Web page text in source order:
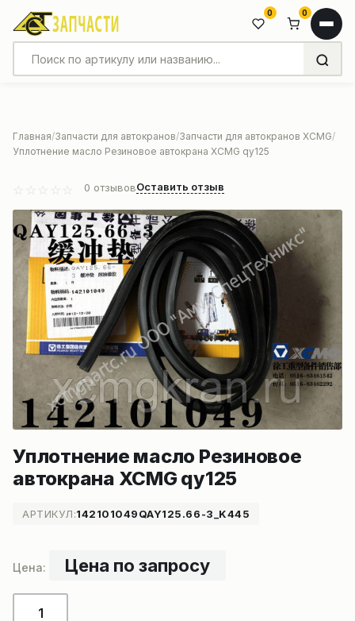
0 0
Главная Запчасти для автокранов Запчасти для автокранов XCMG
Уплотнение масло Резиновое автокрана XCMG qy125
0 отзывовОставить отзыв
Уплотнение масло Резиновое
автокрана XCMG qy125
АРТИКУЛ:142101049QAY125.66-3_K445
Цена по запросу